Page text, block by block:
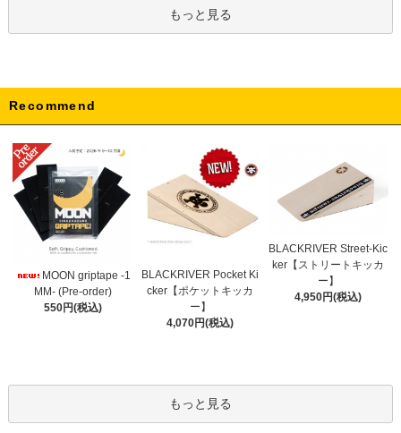
もっと見る
Recommend
MOON griptape -1
MM- (Pre-order)
550円(税込)
BLACKRIVER Pocket Ki
cker【ポケットキッカ
ー】
4,070円(税込)
BLACKRIVER Street-Kic
ker【ストリートキッカ
ー】
4,950円(税込)
もっと見る